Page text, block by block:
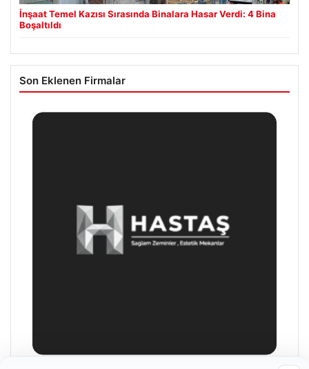
İnşaat Temel Kazısı Sırasında Binalara Hasar Verdi: 4 Bina
Boşaltıldı
Son Eklenen Firmalar